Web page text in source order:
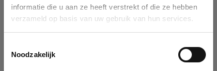
informatie die u aan ze heeft verstrekt of die ze hebben
verzameld op basis van uw gebruik van hun services.
Noodzakelijk
You can search a company in our database by name, VAT or
enterprise ID. When a company is selected it will auto-complete the
form. If you don't find your company in our database, you can create